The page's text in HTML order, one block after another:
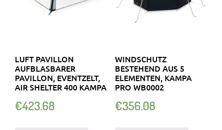
LUFT PAVILLON
AUFBLASBARER
PAVILLON, EVENTZELT,
AIR SHELTER 400 KAMPA
€423.68
WINDSCHUTZ
BESTEHEND AUS 5
ELEMENTEN, KAMPA
PRO WB0002
€356.08